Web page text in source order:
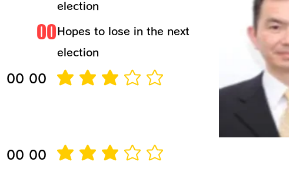
​00
​00 00
​00 00
election
​Hopes to lose in the next
election
average rating is 3 out of 5
average rating is 3 out of 5